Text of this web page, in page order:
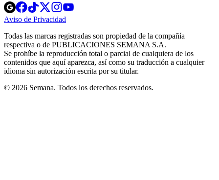
Opens
in
new
Opens
in
new
Opens
in
new
window
Opens
new
windowwindow
Aviso de Privacidad
new
window
Todas las marcas registradas son propiedad de la compañía
respectiva o de PUBLICACIONES SEMANA S.A.
Se prohíbe la reproducción total o parcial de cualquiera de los
contenidos que aquí aparezca, así como su traducción a cualquier
idioma sin autorización escrita por su titular.
© 2026 Semana. Todos los derechos reservados.